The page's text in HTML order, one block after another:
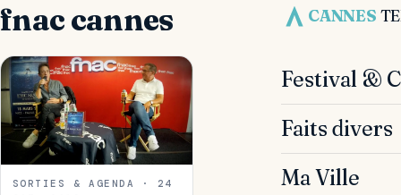
CANNES
Festival &
Faits divers
Ma Ville
fnac cannes
SORTIES & AGENDA · 24